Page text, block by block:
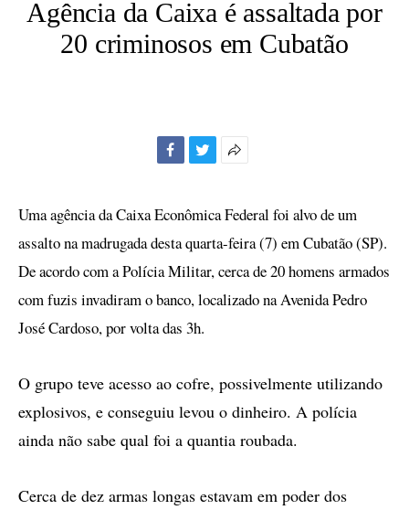
Agência da Caixa é assaltada por
20 criminosos em Cubatão
compartilhamento
Uma agência da Caixa Econômica Federal foi alvo de um
assalto na madrugada desta quarta-feira (7) em Cubatão (SP).
De acordo com a Polícia Militar, cerca de 20 homens armados
com fuzis invadiram o banco, localizado na Avenida Pedro
José Cardoso, por volta das 3h.
O grupo teve acesso ao cofre, possivelmente utilizando
explosivos, e conseguiu levou o dinheiro. A polícia
ainda não sabe qual foi a quantia roubada.
Cerca de dez armas longas estavam em poder dos